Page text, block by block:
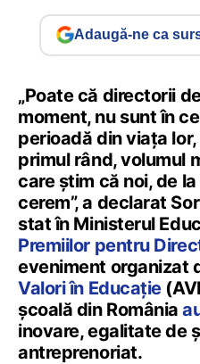
Adaugă-ne ca
„Poate că directorii
moment, nu sunt în
perioadă din viața
primul rând, volumul
care știm că noi, de
cerem”, a declarat
stat în Ministerul
Premiilor pentru
eveniment organizat
Valori în Educație
școală din România
inovare, egalitate de
antreprenoriat.